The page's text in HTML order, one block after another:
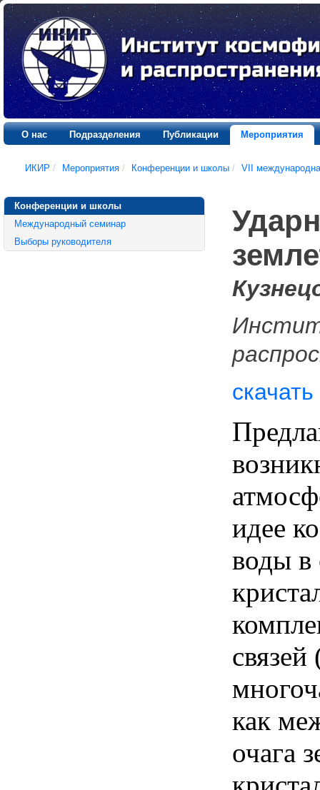
О нас Подразделения Публикации Мероприятия
ИКИР / Мероприятия / Конференции и школы / VII
Конференции и школы
Международный семинар
Выборы руководителя
скачать
идее
воды в
как
очага